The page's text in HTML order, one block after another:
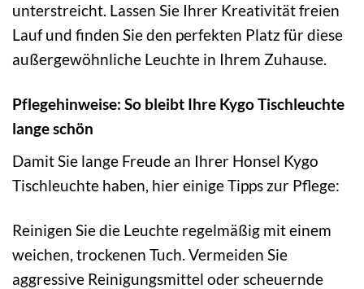
unterstreicht. Lassen Sie Ihrer Kreativität freien
Lauf und finden Sie den perfekten Platz für diese
außergewöhnliche Leuchte in Ihrem Zuhause.
Pflegehinweise: So bleibt Ihre Kygo Tischleuchte
lange schön
Damit Sie lange Freude an Ihrer Honsel Kygo
Tischleuchte haben, hier einige Tipps zur Pflege:
Reinigen Sie die Leuchte regelmäßig mit einem
weichen, trockenen Tuch. Vermeiden Sie
aggressive Reinigungsmittel oder scheuernde